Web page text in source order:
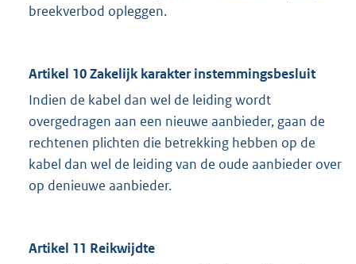
breekverbod opleggen.
Artikel 10 Zakelijk karakter instemmingsbesluit
Indien de kabel dan wel de leiding wordt
overgedragen aan een nieuwe aanbieder, gaan de
rechtenen plichten die betrekking hebben op de
kabel dan wel de leiding van de oude aanbieder over
op denieuwe aanbieder.
Artikel 11 Reikwijdte